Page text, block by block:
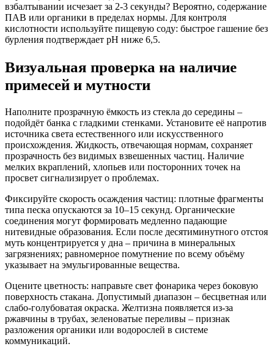
взбалтывании исчезает за 2-3 секунды? Вероятно, содержание
ПАВ или органики в пределах нормы. Для контроля
кислотности используйте пищевую соду: быстрое гашение без
бурления подтверждает pH ниже 6,5.
Визуальная проверка на наличие
примесей и мутности
Наполните прозрачную ёмкость из стекла до середины –
подойдёт банка с гладкими стенками. Установите её напротив
источника света естественного или искусственного
происхождения. Жидкость, отвечающая нормам, сохраняет
прозрачность без видимых взвешенных частиц. Наличие
мелких вкраплений, хлопьев или посторонних точек на
просвет сигнализирует о проблемах.
Фиксируйте скорость осаждения частиц: плотные фрагменты
типа песка опускаются за 10–15 секунд. Органические
соединения могут формировать медленно падающие
нитевидные образования. Если после десятиминутного отстоя
муть концентрируется у дна – причина в минеральных
загрязнениях; равномерное помутнение по всему объёму
указывает на эмульгированные вещества.
Оцените цветность: направьте свет фонарика через боковую
поверхность стакана. Допустимый диапазон – бесцветная или
слабо-голубоватая окраска. Желтизна появляется из-за
ржавчины в трубах, зеленоватые переливы – признак
разложения органики или водорослей в системе
коммуникаций.